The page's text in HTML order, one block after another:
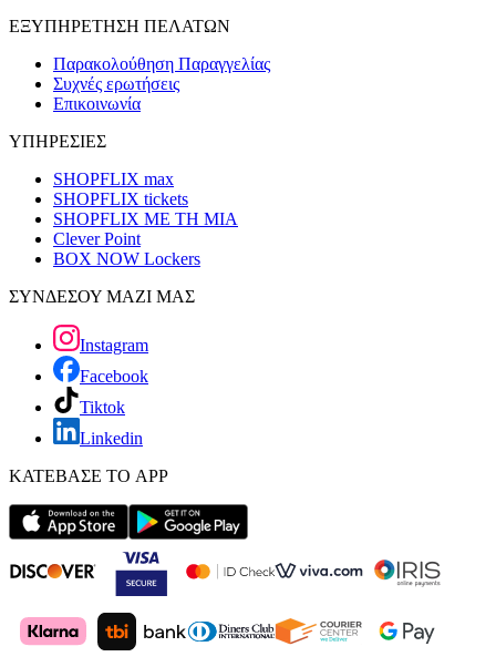
ΕΞΥΠΗΡΕΤΗΣΗ ΠΕΛΑΤΩΝ
Παρακολούθηση Παραγγελίας
Συχνές ερωτήσεις
Επικοινωνία
ΥΠΗΡΕΣΙΕΣ
SHOPFLIX max
SHOPFLIX tickets
SHOPFLIX ΜΕ ΤΗ ΜΙΑ
Clever Point
BOX NOW Lockers
ΣΥΝΔΕΣΟΥ ΜΑΖΙ ΜΑΣ
Instagram
Facebook
Tiktok
Linkedin
ΚΑΤΕΒΑΣΕ ΤΟ APP